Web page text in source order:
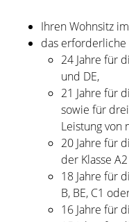
Ihren Wohnsitz
das
24 Jahre für
und DE,
21 Jahre für
sowie für
Leistung von
20 Jahre für
der Klasse
18 Jahre für
B, BE, C1
16 Jahre für